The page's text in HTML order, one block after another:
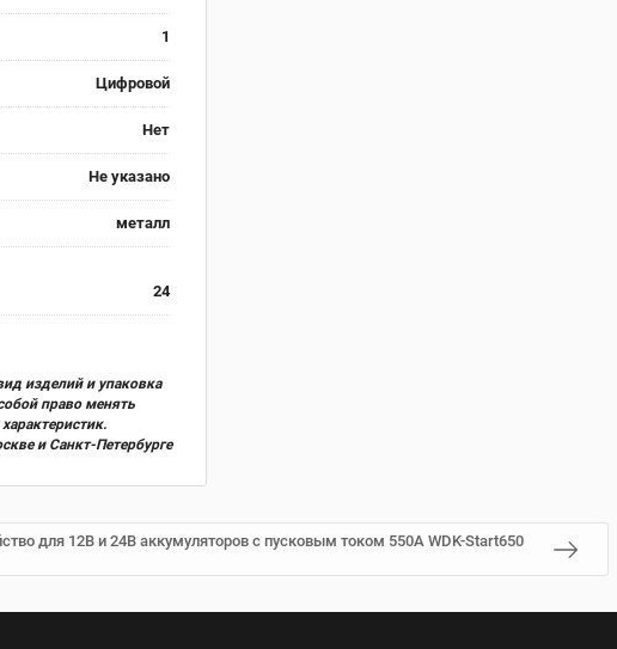
1
Цифровой
Нет
Не указано
металл
24
изделий и упаковка
право менять
и Санкт-Петербурге
для 12В и 24В аккумуляторов с пусковым током 550A WDK-Start650